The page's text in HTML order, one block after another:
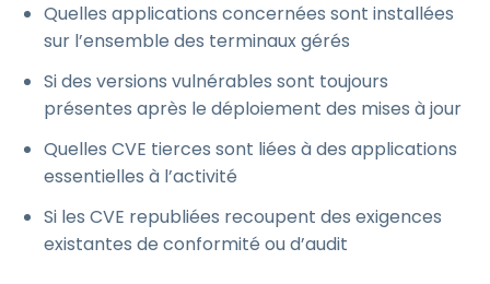
Quelles applications concernées sont installées
sur l’ensemble des terminaux gérés
Si des versions vulnérables sont toujours
présentes après le déploiement des mises à jour
Quelles CVE tierces sont liées à des applications
essentielles à l’activité
Si les CVE republiées recoupent des exigences
existantes de conformité ou d’audit